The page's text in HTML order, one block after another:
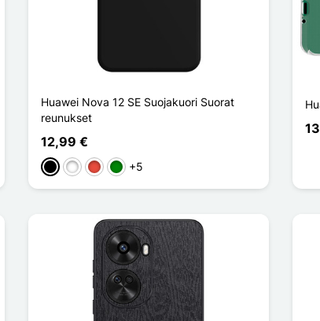
Huawei Nova 12 SE Suojakuori Suorat
reunukset
12,99 €
MustaValkoinenPunainen
Vihreä
+5